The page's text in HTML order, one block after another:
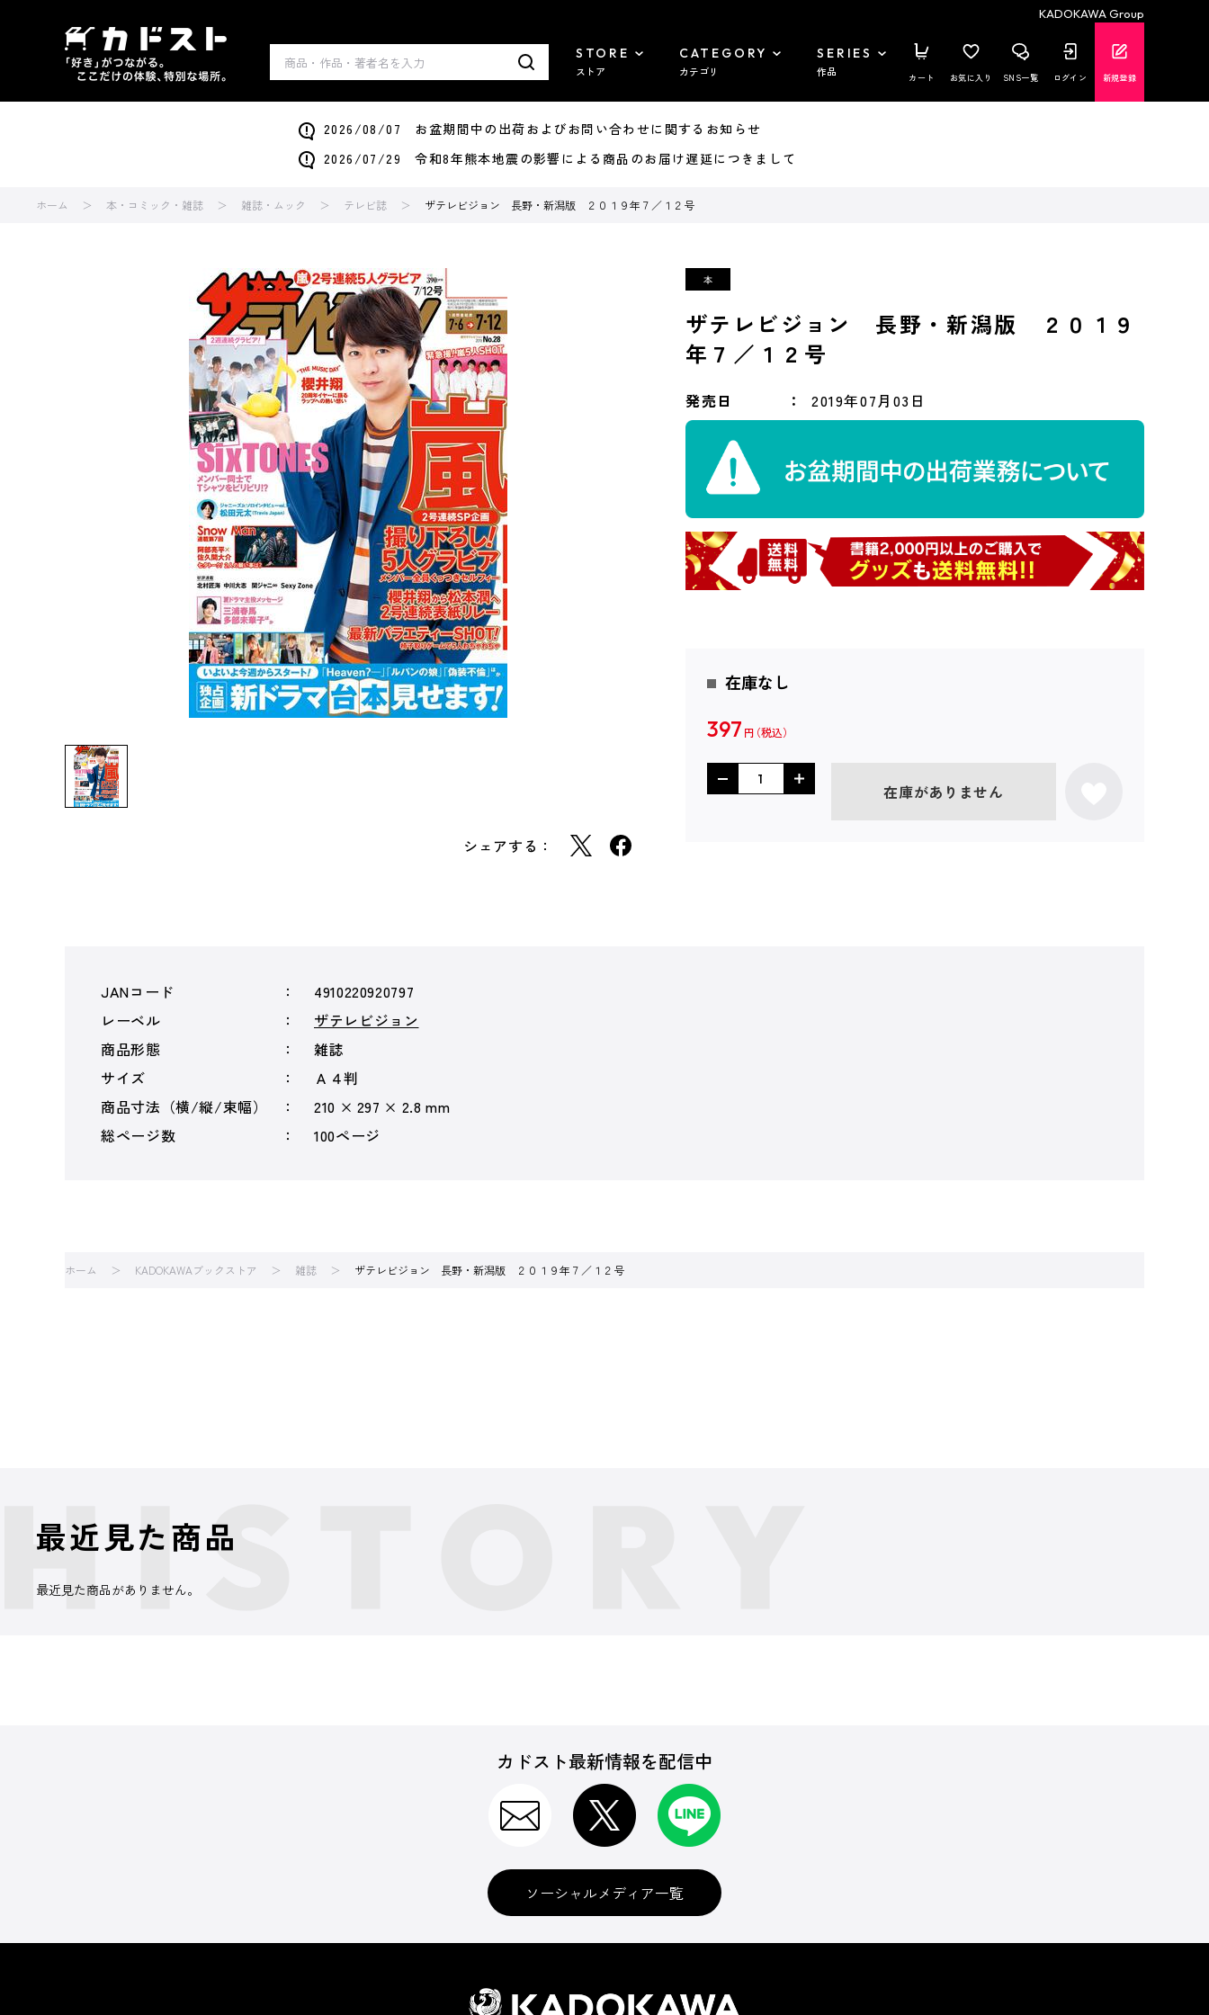
KADOKAWA Group
STORE
ストア
CATEGORY
カテゴリ
SERIES
作品 カート お気に入り SNS一覧 ログイン 新規登録
2026/08/07 お盆期間中の出荷およびお問い合わせに関するお知らせ
2026/07/29 令和8年熊本地震の影響による商品のお届け遅延につきまして
ホーム 本・コミック・雑誌 雑誌・ムック テレビ誌 ザテレビジョン 長野・新潟版 ２０１９年７／１２号
シェアする：
ザテレビジョン 長野・新潟版 ２０１９
年７／１２号
発売日 2019年07月03日
在庫なし
397 円
在庫がありません
JANコード
4910220920797
レーベル
ザテレビジョン
商品形態
雑誌
サイズ
Ａ４判
商品寸法（横/縦/束幅）
210 × 297 × 2.8 mm
総ページ数
100ページ
ホーム KADOKAWAブックストア 雑誌 ザテレビジョン 長野・新潟版 ２０１９年７／１２号
最近見た商品
最近見た商品がありません。
カドスト最新情報を配信中
ソーシャルメディア一覧